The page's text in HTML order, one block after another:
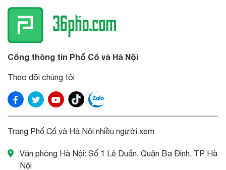
Cổng thông tin Phố Cổ và Hà Nội
Theo dõi chúng tôi
Trang Phố Cổ và Hà Nội nhiều người xem
Văn phòng Hà Nội: Số 1 Lê Duẩn, Quận Ba Đình, TP Hà
Nội